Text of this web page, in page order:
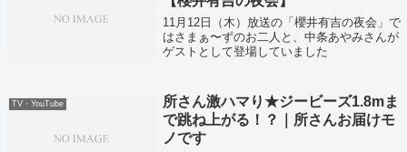
11月12日（木）放送の「櫻井有吉の夜会」で
はさまぁ〜ずのお二人と、中条あやみさんが
ゲストとして登場していました
TV・YouTube
所さん激ハマり★ジービーズ1.8mま
で跳ね上がる！？｜所さんお届けモ
ノです